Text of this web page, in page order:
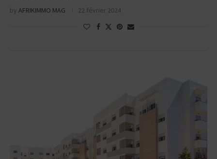
by AFRIKIMMO MAG 22 février 2024